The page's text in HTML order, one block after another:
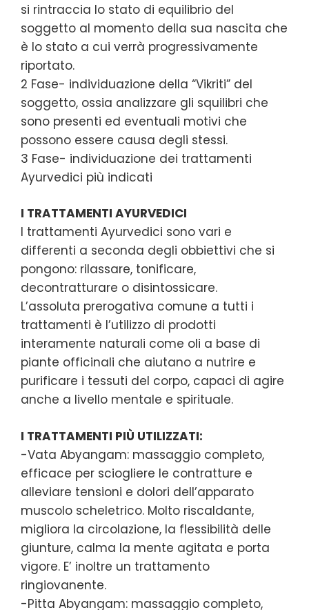
si rintraccia lo stato di equilibrio del
soggetto al momento della sua nascita che
è lo stato a cui verrà progressivamente
riportato.
2 Fase- individuazione della “Vikriti” del
soggetto, ossia analizzare gli squilibri che
sono presenti ed eventuali motivi che
possono essere causa degli stessi.
3 Fase- individuazione dei trattamenti
Ayurvedici più indicati
I TRATTAMENTI AYURVEDICI
I trattamenti Ayurvedici sono vari e
differenti a seconda degli obbiettivi che si
pongono: rilassare, tonificare,
decontratturare o disintossicare.
L’assoluta prerogativa comune a tutti i
trattamenti è l’utilizzo di prodotti
interamente naturali come oli a base di
piante officinali che aiutano a nutrire e
purificare i tessuti del corpo, capaci di agire
anche a livello mentale e spirituale.
I TRATTAMENTI PIÙ UTILIZZATI:
-Vata Abyangam: massaggio completo,
efficace per sciogliere le contratture e
alleviare tensioni e dolori dell’apparato
muscolo scheletrico. Molto riscaldante,
migliora la circolazione, la flessibilità delle
giunture, calma la mente agitata e porta
vigore. E’ inoltre un trattamento
ringiovanente.
-Pitta Abyangam: massaggio completo,